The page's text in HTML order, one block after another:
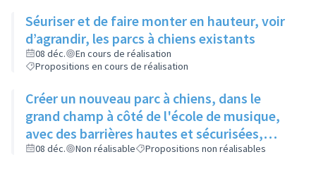
Séuriser et de faire monter en hauteur, voir
d’agrandir, les parcs à chiens existants
08 déc.
En cours de réalisation
Propositions en cours de réalisation
Créer un nouveau parc à chiens, dans le
grand champ à côté de l'école de musique,
avec des barrières hautes et sécurisées,
pour qu'il y ait assez d'espace pour que les
08 déc. Non réalisable Propositions non réalisables